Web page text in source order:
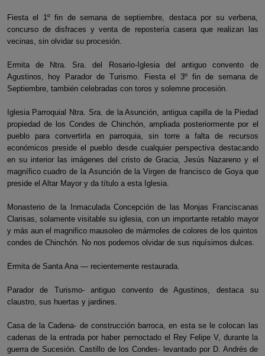
Fiesta el 1º fin de semana de septiembre, destaca por su verbena,
concurso de disfraces y venta de repostería casera que realizan las
vecinas, sin olvidar su procesión.
Ermita de Ntra. Sra. del Rosario-Iglesia del antiguo convento de
Agustinos, hoy Parador de Turismo. Fiesta el 3º fin de semana de
Septiembre, también celebradas con toros y solemne procesión.
Iglesia Parroquial Ntra. Sra. de la Asunción, antigua capilla de la Piedad
propiedad de los Condes de Chinchón, ampliada posteriormente por el
pueblo para convertirla en parroquia, sin torre a falta de recursos
económicos preside el pueblo desde cualquier perspectiva destacando
en su interior las imágenes del cristo de Gracia, Jesús Nazareno y el
magnífico cuadro de la Asunción de la Virgen de francisco de Goya que
preside el Altar Mayor y da título a esta Iglesia.
Monasterio de la Inmaculada Concepción de las Monjas Franciscanas
Clarisas, solamente visitable su iglesia, con un importante retablo mayor
y más aun el magnifico mausoleo de mármoles de colores de los quintos
condes de Chinchón. No nos podemos olvidar de sus riquísimos dulces.
Ermita de Santa Ana — recientemente restaurada.
Parador de Turismo- antiguo convento de Agustinos, destaca su
claustro, sus huertas y jardines.
Casa de la Cadena- de construcción barroca, en esta se le colocan las
cadenas de la entrada por haber pernoctado el Rey Felipe V, durante la
guerra de Sucesión. Castillo de los Condes- levantado por D. Andrés de